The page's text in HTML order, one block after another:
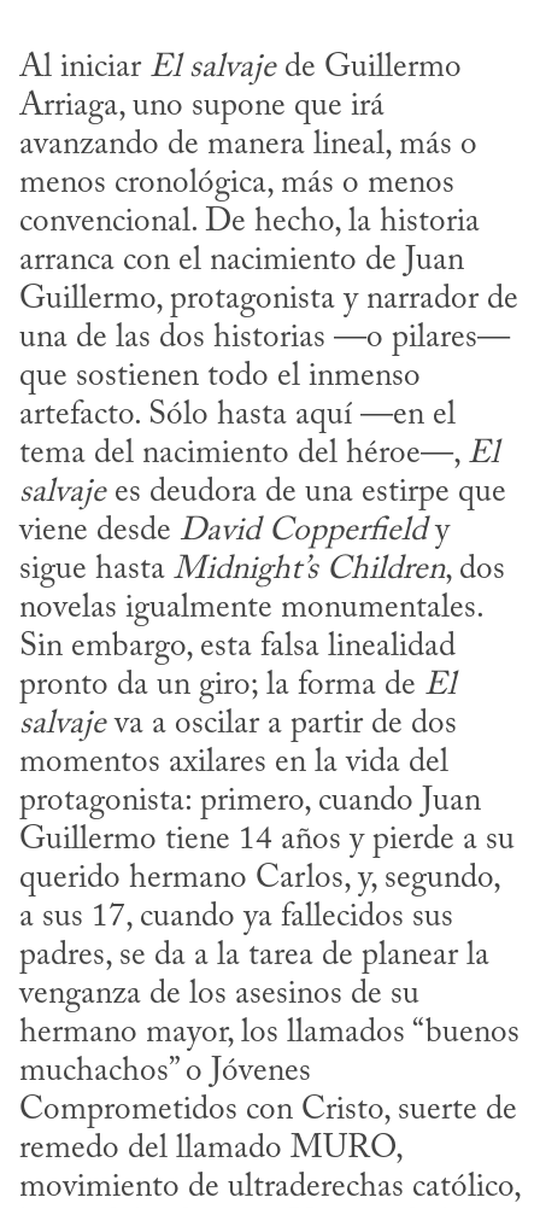
Al iniciar El salvaje de Guillermo
Arriaga, uno supone que irá
avanzando de manera lineal, más o
menos cronológica, más o menos
convencional. De hecho, la historia
arranca con el nacimiento de Juan
Guillermo, protagonista y narrador de
una de las dos historias —o pilares—
que sostienen todo el inmenso
artefacto. Sólo hasta aquí —en el
tema del nacimiento del héroe—, El
salvaje es deudora de una estirpe que
viene desde David Copperfield y
sigue hasta Midnight’s Children, dos
novelas igualmente monumentales.
Sin embargo, esta falsa linealidad
pronto da un giro; la forma de El
salvaje va a oscilar a partir de dos
momentos axilares en la vida del
protagonista: primero, cuando Juan
Guillermo tiene 14 años y pierde a su
querido hermano Carlos, y, segundo,
a sus 17, cuando ya fallecidos sus
padres, se da a la tarea de planear la
venganza de los asesinos de su
hermano mayor, los llamados “buenos
muchachos” o Jóvenes
Comprometidos con Cristo, suerte de
remedo del llamado MURO,
movimiento de ultraderechas católico,